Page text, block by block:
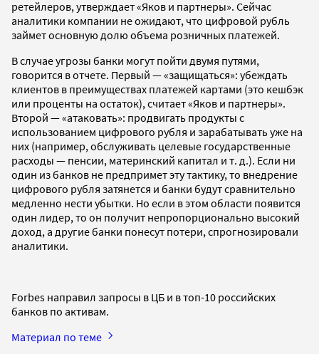
ретейлеров, утверждает «Яков и партнеры». Сейчас
аналитики компании не ожидают, что цифровой рубль
займет основную долю объема розничных платежей.
В случае угрозы банки могут пойти двумя путями,
говорится в отчете. Первый — «защищаться»: убеждать
клиентов в преимуществах платежей картами (это кешбэк
или проценты на остаток), считает «Яков и партнеры».
Второй — «атаковать»: продвигать продукты с
использованием цифрового рубля и зарабатывать уже на
них (например, обслуживать целевые государственные
расходы — пенсии, материнский капитал и т. д.). Если ни
один из банков не предпримет эту тактику, то внедрение
цифрового рубля затянется и банки будут сравнительно
медленно нести убытки. Но если в этом области появится
один лидер, то он получит непропорционально высокий
доход, а другие банки понесут потери, спрогнозировали
аналитики.
Forbes направил запросы в ЦБ и в топ-10 российских
банков по активам.
Материал по теме